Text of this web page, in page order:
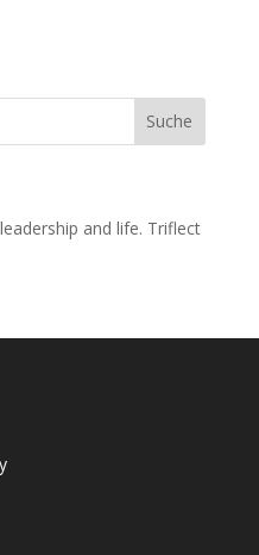
and life. Triflect